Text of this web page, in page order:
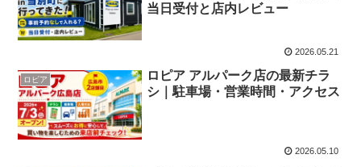
当日受付と店内レビュー
2026.05.21
ロピア
ロピア アルパーク店の最新チラ
シ｜駐車場・営業時間・アクセス
2026.05.10